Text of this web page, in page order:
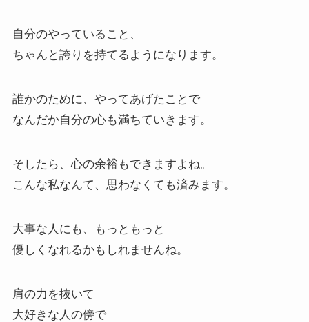
自分のやっていること、
ちゃんと誇りを持てるようになります。
誰かのために、やってあげたことで
なんだか自分の心も満ちていきます。
そしたら、心の余裕もできますよね。
こんな私なんて、思わなくても済みます。
大事な人にも、もっともっと
優しくなれるかもしれませんね。
肩の力を抜いて
大好きな人の傍で